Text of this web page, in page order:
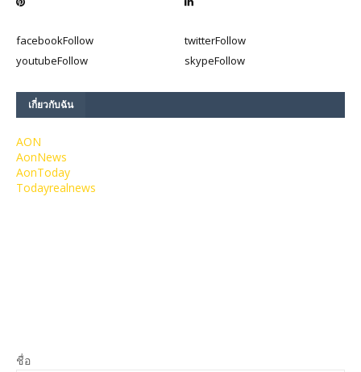
facebookFollow twitterFollow
youtubeFollow skypeFollow
เกี่ยวกับฉัน
AON
AonNews
AonToday
Todayrealnews
ชื่อ